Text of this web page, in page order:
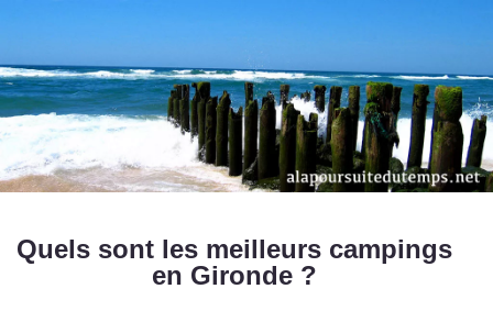
Quels sont les meilleurs campings
en Gironde ?